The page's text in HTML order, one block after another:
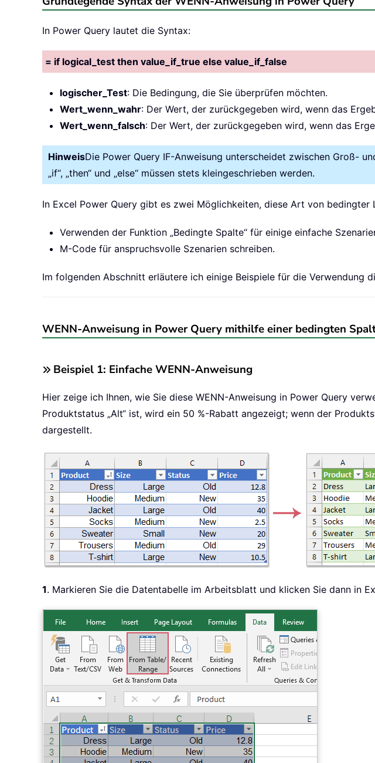
In Power Query lautet die Syntax:
= if logical_test then value_if_true else value_if_false
logischer_Test: Die Bedingung, die Sie überprüfen möchten.
Wert_wenn_wahr: Der Wert, der zurückgegeben wird, wenn das
Wert_wenn_falsch: Der Wert, der zurückgegeben wird, wenn das
HinweisDie Power Query IF-Anweisung unterscheidet zwischen Groß-
„if“, „then“ und „else“ müssen stets kleingeschrieben werden.
In Excel Power Query gibt es zwei Möglichkeiten, diese Art von bedingter
Verwenden der Funktion „Bedingte Spalte“ für einige einfache
M-Code für anspruchsvolle Szenarien schreiben.
Im folgenden Abschnitt erläutere ich einige Beispiele für die Verwendung
WENN-Anweisung in Power Query mithilfe einer bedingten
Beispiel 1: Einfache WENN-Anweisung
Hier zeige ich Ihnen, wie Sie diese WENN-Anweisung in Power Query
Produktstatus „Alt“ ist, wird ein 50 %-Rabatt angezeigt; wenn der
dargestellt.
1. Markieren Sie die Datentabelle im Arbeitsblatt und klicken Sie dann in